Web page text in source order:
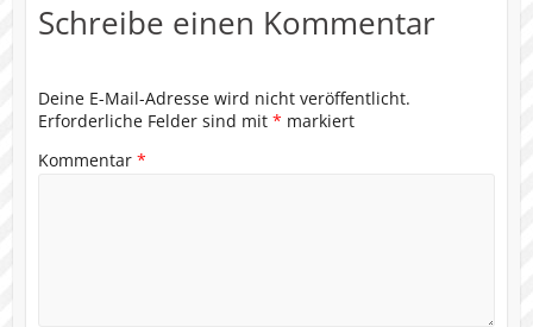
Schreibe einen Kommentar
Deine E-Mail-Adresse wird nicht veröffentlicht.
Erforderliche Felder sind mit * markiert
Kommentar *